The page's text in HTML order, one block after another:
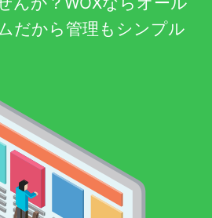
だから管理もシンプル